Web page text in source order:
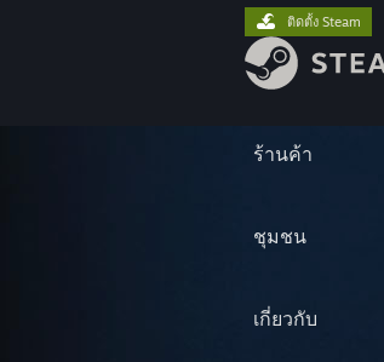
ร้านค้า
ชุมชน
เกี่ยวกับ
ติดตั้ง Steam